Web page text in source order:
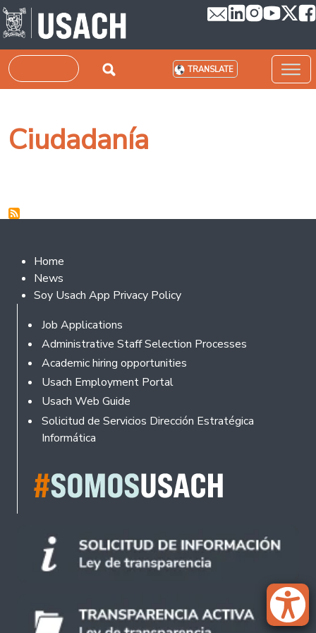
Skip to main content
Search TRANSLATE
Ciudadanía
Footer 2
Home
News
Soy Usach App Privacy Policy
Footer
Job Applications
Administrative Staff Selection Processes
Academic hiring opportunities
Usach Employment Portal
Usach Web Guide
Solicitud de Servicios Dirección Estratégica
Informática